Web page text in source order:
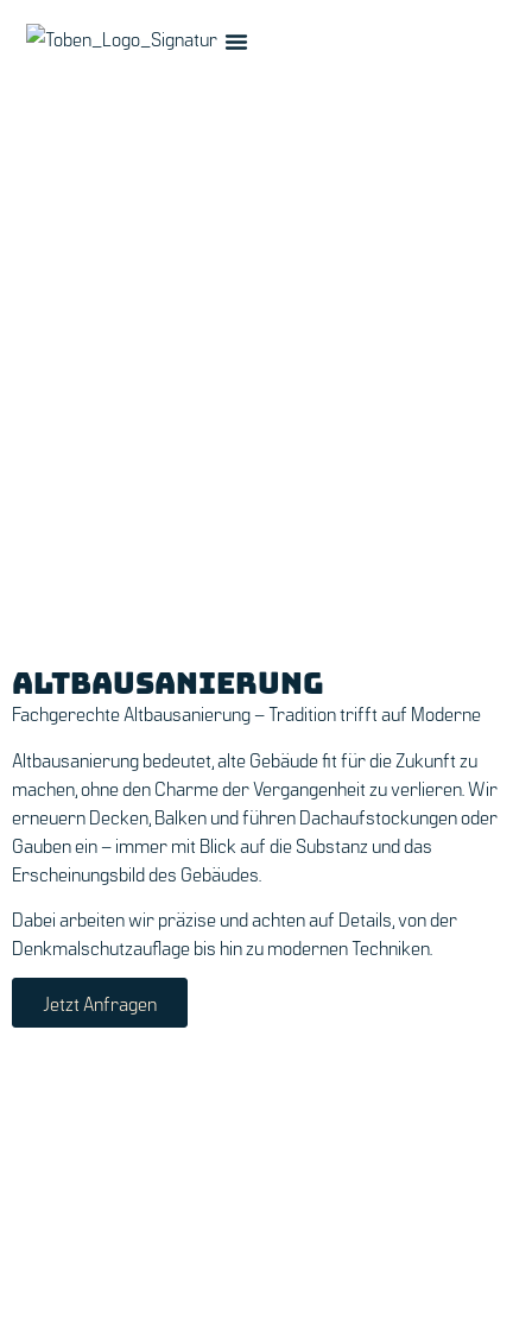
Altbausanierung
Fachgerechte Altbausanierung – Tradition trifft auf Moderne
Altbausanierung bedeutet, alte Gebäude fit für die Zukunft zu
machen, ohne den Charme der Vergangenheit zu verlieren. Wir
erneuern Decken, Balken und führen Dachaufstockungen oder
Gauben ein – immer mit Blick auf die Substanz und das
Erscheinungsbild des Gebäudes.
Dabei arbeiten wir präzise und achten auf Details, von der
Denkmalschutzauflage bis hin zu modernen Techniken.
Jetzt Anfragen